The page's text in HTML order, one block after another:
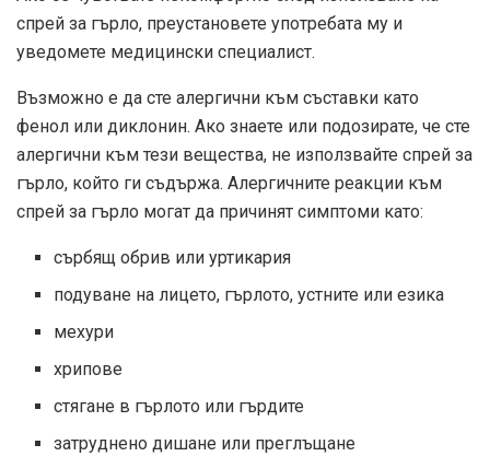
спрей за гърло, преустановете употребата му и
уведомете медицински специалист.
Възможно е да сте алергични към съставки като
фенол или диклонин. Ако знаете или подозирате, че сте
алергични към тези вещества, не използвайте спрей за
гърло, който ги съдържа. Алергичните реакции към
спрей за гърло могат да причинят симптоми като:
сърбящ обрив или уртикария
подуване на лицето, гърлото, устните или езика
мехури
хрипове
стягане в гърлото или гърдите
затруднено дишане или преглъщане